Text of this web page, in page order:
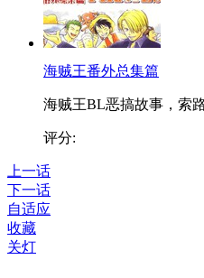
海贼王番外总集篇
海贼王BL恶搞故事，索
评分:
上一话
下一话
自适应
收藏
关灯